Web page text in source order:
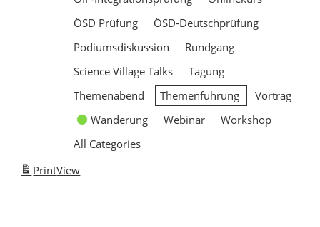
ÖSD Prüfung
ÖSD-Deutschprüfung
Podiumsdiskussion
Rundgang
Science Village Talks
Tagung
Themenabend
Themenführung
Vortrag
Wanderung
Webinar
Workshop
All Categories
PrintView